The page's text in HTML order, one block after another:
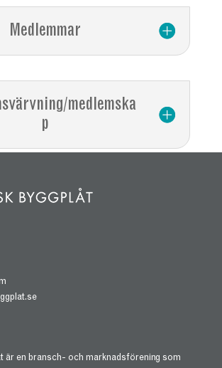
Medlemmar
medlemska
p
är en bransch- och marknadsförening som